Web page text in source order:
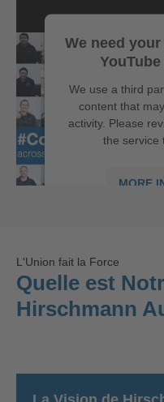
We need
We use a third
content that
activity. Please
the service
MORE
We are #ConnctedByPassion
L'Union fait la Force
Quelle est
Hirschmann